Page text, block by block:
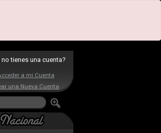
no tienes una cuenta?
a mi Cuenta
una Nueva Cuenta